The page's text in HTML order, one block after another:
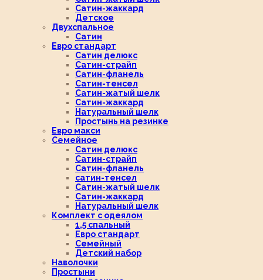
Сатин-жаккард
Детское
Двухспальное
Сатин
Евро стандарт
Сатин делюкс
Сатин-страйп
Сатин-фланель
Сатин-тенсел
Сатин-жатый шелк
Сатин-жаккард
Натуральный шелк
Простынь на резинке
Евро макси
Семейное
Сатин делюкс
Сатин-страйп
Сатин-фланель
сатин-тенсел
Сатин-жатый шелк
Сатин-жаккард
Натуральный шелк
Комплект с одеялом
1,5 спальный
Евро стандарт
Семейный
Детский набор
Наволочки
Простыни